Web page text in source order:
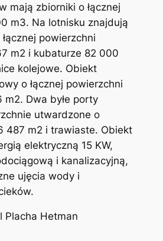
mają zbiorniki o łącznej
m3. Na lotnisku znajdują
powierzchni
m2 i kubaturze 82 000
kolejowe. Obiekt
o łącznej powierzchni
m2. Dwa byłe porty
utwardzone o
487 m2 i trawiaste. Obiekt
elektryczną 15 KW,
i kanalizacyjną,
ujęcia wody i
Placha Hetman